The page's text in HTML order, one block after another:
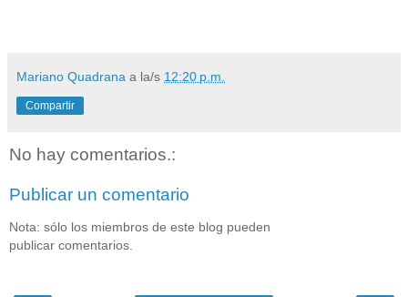
Mariano Quadrana a la/s 12:20 p.m.
Compartir
No hay comentarios.:
Publicar un comentario
Nota: sólo los miembros de este blog pueden
publicar comentarios.